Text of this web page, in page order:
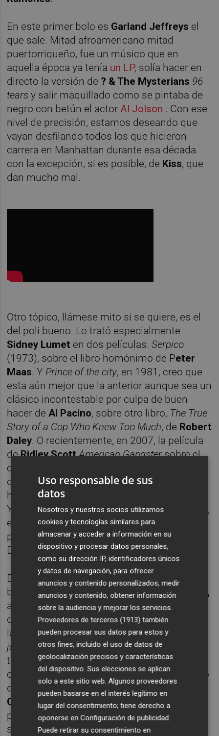
En este primer bolo es Garland Jeffreys el
que sale. Mitad afroamericano mitad
puertorriqueño, fue un músico que en
aquella época ya tenía un LP, solía hacer en
directo la versión de ? & The Mysterians 96
tears y salir maquillado como se pintaba de
negro con betún el actor Al Jolson . Con ese
nivel de precisión, estamos deseando que
vayan desfilando todos los que hicieron
carrera en Manhattan durante esa década
con la excepción, si es posible, de Kiss, que
dan mucho mal.
Otro tópico, llámese mito si se quiere, es el
del poli bueno. Lo trató especialmente
Sidney Lumet en dos películas.Serpico
(1973), sobre el libro homónimo de Peter
Maas. Y Prince of the city, en 1981, creo que
esta aún mejor que la anterior aunque sea un
clásico incontestable por culpa de buen
hacer de Al Pacino, sobre otro libro, The True
Story of a Cop Who Knew Too Much, de Robert
Daley. O recientemente, en 2007, la película
deRidley Scott American Gangstersobre el
caso de
denunció la corrupción del podrido por la
heroína Departamento de Policía de Nueva
York y luego se hizo abogado. Aunque ahora,
espera un juicio por evasión fiscal y perjurio,
pero en su día se destacó por esa hazaña.
Detallitos que hay que citar.
El personaje que encarna ese mito del poli
bueno está interpretado porLarry Gilliard Jr.,
al que todos conocemos como elD´Angelo
de
The Wirey así debería ponerse en su
lápida. Es algo que tiene HBO, el
joseluislopezvazquismo. Lo mismo que antes
teníamos en España a los mismos actores y
cambiaba el guión de la comedia, a veces no
demasiado, con esta casa ocurre lo mismo.
Carmela Soprano(Edie Falco) antes era una
policía carcelaria enOz,Diane, la primera
serie de HBO que empezó a pretender
Uso responsable de sus
datos
Nosotros y nuestros socios utilizamos
cookies y tecnologías similares para
almacenar y acceder a información en su
dispositivo y procesar datos personales,
como su dirección IP, identificadores únicos
y datos de navegación, para ofrecer
anuncios y contenido personalizados, medir
anuncios y contenido, obtener información
sobre la audiencia y mejorar los servicios.
Proveedores de terceros (1913) también
pueden procesar sus datos para estos y
otros fines, incluido el uso de datos de
geolocalización precisos y características
del dispositivo. Sus elecciones se aplican
solo a este sitio web. Algunos proveedores
pueden basarse en el interés legítimo en
lugar del consentimiento; tiene derecho a
oponerse enConfiguración de publicidad
Puede retirar su consentimiento en